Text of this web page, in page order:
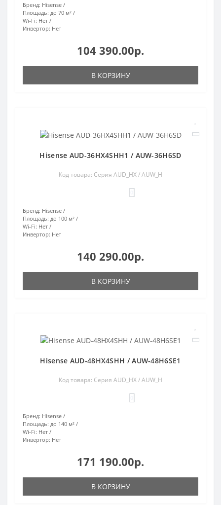
Бренд: Hisense
Площадь: до 70 м²
Wi-Fi: Нет
Инвертор: Нет
104 390.00р.
В КОРЗИНУ
Hisense AUD-36HX4SHH1 / AUW-36H6SD
Код товара: Серия AUD_HX / AUW_H
Бренд: Hisense
Площадь: до 100 м²
Wi-Fi: Нет
Инвертор: Нет
140 290.00р.
В КОРЗИНУ
Hisense AUD-48HX4SHH / AUW-48H6SE1
Код товара: Серия AUD_HX / AUW_H
Бренд: Hisense
Площадь: до 140 м²
Wi-Fi: Нет
Инвертор: Нет
171 190.00р.
В КОРЗИНУ